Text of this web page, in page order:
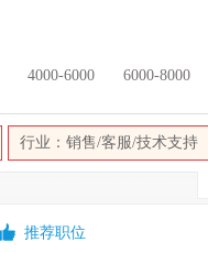
4000-6000 6000-8000
行业：销售/客服/技术支持
推荐职位